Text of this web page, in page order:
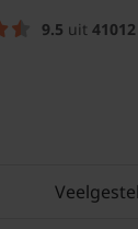
9.5 uit 41012